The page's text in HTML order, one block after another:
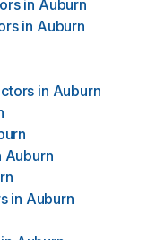
in Auburn
in Auburn
in Auburn
Auburn
in Auburn